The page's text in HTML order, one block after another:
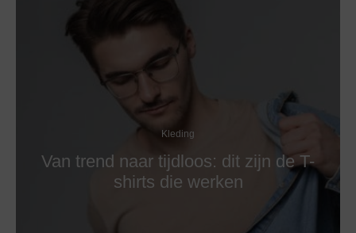
Kleding
Van trend naar tijdloos: dit zijn de T-
shirts die werken